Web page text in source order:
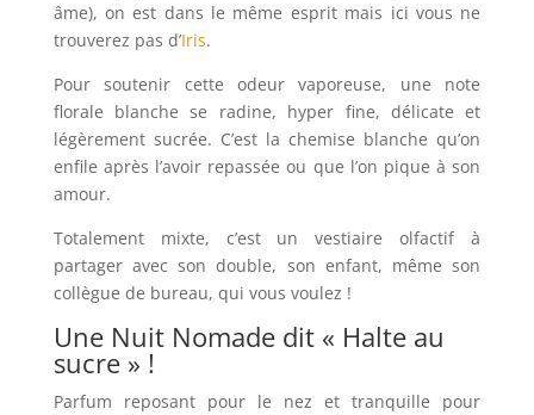
âme), on est dans le même esprit mais ici vous ne
trouverez pas d’Iris.
Pour soutenir cette odeur vaporeuse, une note
florale blanche se radine, hyper fine, délicate et
légèrement sucrée. C’est la chemise blanche qu’on
enfile après l’avoir repassée ou que l’on pique à son
amour.
Totalement mixte, c’est un vestiaire olfactif à
partager avec son double, son enfant, même son
collègue de bureau, qui vous voulez !
Une Nuit Nomade dit « Halte au
sucre » !
Parfum reposant pour le nez et tranquille pour